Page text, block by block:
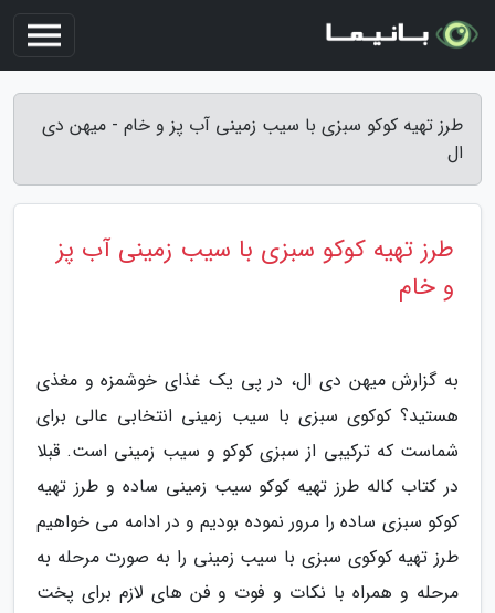
طرز تهیه کوکو سبزی با سیب زمینی آب پز و خام - میهن دی
ال
طرز تهیه کوکو سبزی با سیب زمینی آب پز
و خام
به گزارش میهن دی ال، در پی یک غذای خوشمزه و مغذی
هستید؟ کوکوی سبزی با سیب زمینی انتخابی عالی برای
شماست که ترکیبی از سبزی کوکو و سیب زمینی است. قبلا
در کتاب کاله طرز تهیه کوکو سیب زمینی ساده و طرز تهیه
کوکو سبزی ساده را مرور نموده بودیم و در ادامه می خواهیم
طرز تهیه کوکوی سبزی با سیب زمینی را به صورت مرحله به
مرحله و همراه با نکات و فوت و فن های لازم برای پخت